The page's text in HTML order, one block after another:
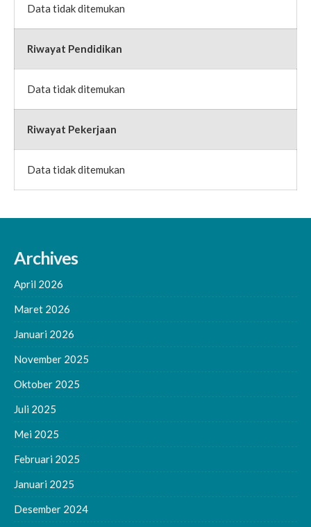
Data tidak ditemukan
Riwayat Pendidikan
Data tidak ditemukan
Riwayat Pekerjaan
Data tidak ditemukan
Archives
April 2026
Maret 2026
Januari 2026
November 2025
Oktober 2025
Juli 2025
Mei 2025
Februari 2025
Januari 2025
Desember 2024